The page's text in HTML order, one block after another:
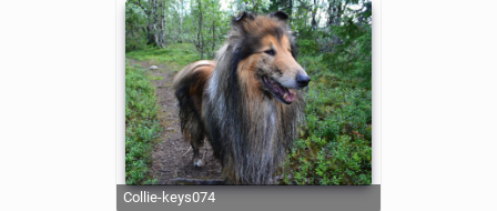
collie-keys074